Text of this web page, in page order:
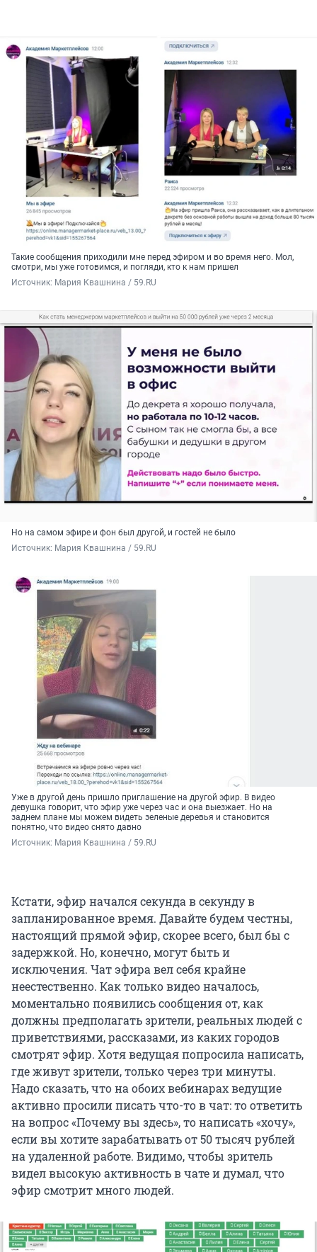
Такие сообщения приходили мне перед эфиром и во время него. Мол,
смотри, мы уже готовимся, и погляди, кто к нам пришел
Источник: Мария Квашнина / 59.RU
Но на самом эфире и фон был другой, и гостей не было
Источник: Мария Квашнина / 59.RU
Уже в другой день пришло приглашение на другой эфир. В видео
девушка говорит, что эфир уже через час и она выезжает. Но на
заднем плане мы можем видеть зеленые деревья и становится
понятно, что видео снято давно
Источник: Мария Квашнина / 59.RU
Кстати, эфир начался секунда в секунду в
запланированное время. Давайте будем честны,
настоящий прямой эфир, скорее всего, был бы с
задержкой. Но, конечно, могут быть и
исключения. Чат эфира вел себя крайне
неестественно. Как только видео началось,
моментально появились сообщения от, как
должны предполагать зрители, реальных людей с
приветствиями, рассказами, из каких городов
смотрят эфир. Хотя ведущая попросила написать,
где живут зрители, только через три минуты.
Надо сказать, что на обоих вебинарах ведущие
активно просили писать что-то в чат: то ответить
на вопрос «Почему вы здесь», то написать «хочу»,
если вы хотите зарабатывать от 50 тысяч рублей
на удаленной работе. Видимо, чтобы зритель
видел высокую активность в чате и думал, что
эфир смотрит много людей.